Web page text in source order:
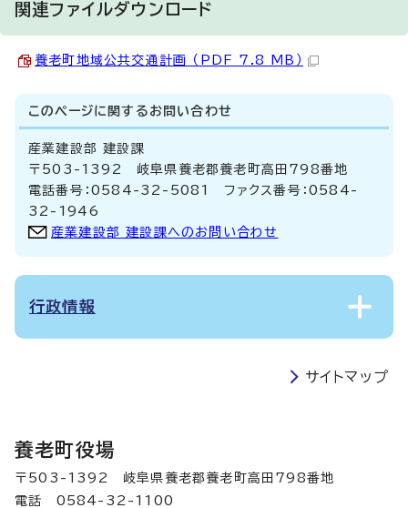
関連ファイルダウンロード
養老町地域公共交通計画 （PDF 7.8 MB）
このページに関する お問い合わせ
産業建設部 建設課
〒503-1392 岐阜県養老郡養老町高田798番地
電話番号：0584-32-5081 ファクス番号：0584-
32-1946
産業建設部 建設課へのお問い合わせ
行政情報
サイトマップ
養老町役場
〒503-1392 岐阜県養老郡養老町高田798番地
電話 0584-32-1100